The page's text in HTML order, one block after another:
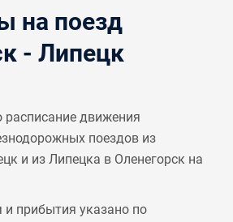
на поезд
- Липецк
расписание движения
поездов из
и из Липецка в Оленегорск на
и прибытия указано по